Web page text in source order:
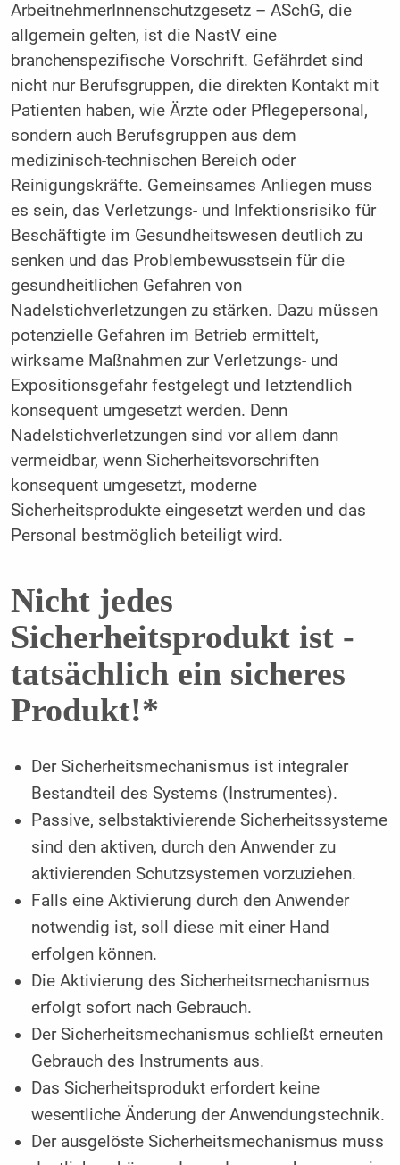
ArbeitnehmerInnenschutzgesetz – ASchG, die
allgemein gelten, ist die NastV eine
branchenspezifische Vorschrift. Gefährdet sind
nicht nur Berufsgruppen, die direkten Kontakt mit
Patienten haben, wie Ärzte oder Pflegepersonal,
sondern auch Berufsgruppen aus dem
medizinisch-technischen Bereich oder
Reinigungskräfte. Gemeinsames Anliegen muss
es sein, das Verletzungs- und Infektionsrisiko für
Beschäftigte im Gesundheitswesen deutlich zu
senken und das Problembewusstsein für die
gesundheitlichen Gefahren von
Nadelstichverletzungen zu stärken. Dazu müssen
potenzielle Gefahren im Betrieb ermittelt,
wirksame Maßnahmen zur Verletzungs- und
Expositionsgefahr festgelegt und letztendlich
konsequent umgesetzt werden. Denn
Nadelstichver­letzungen sind vor allem dann
vermeidbar, wenn Sicherheitsvorschriften
konsequent umgesetzt, moderne
Sicherheitsprodukte eingesetzt werden und das
Personal bestmöglich beteiligt wird.
Nicht jedes
Sicherheitsprodukt ist ­
tatsächlich ein sicheres
Produkt!*
Der Sicherheitsmechanismus ist integraler
Bestandteil des Systems (Instrumentes).
Passive, selbstaktivierende Sicherheitssysteme
sind den aktiven, durch den Anwender zu
aktivierenden Schutz­systemen vorzuziehen.
Falls eine Aktivierung durch den Anwender
notwendig ist, soll diese mit einer Hand
erfolgen können.
Die Aktivierung des Sicherheitsmechanismus
erfolgt sofort nach Gebrauch.
Der Sicherheitsmechanismus schließt erneuten
Gebrauch des Instruments aus.
Das Sicherheitsprodukt erfordert keine
wesentliche ­Änderung der Anwendungstechnik.
Der ausgelöste Sicherheitsmechanismus muss